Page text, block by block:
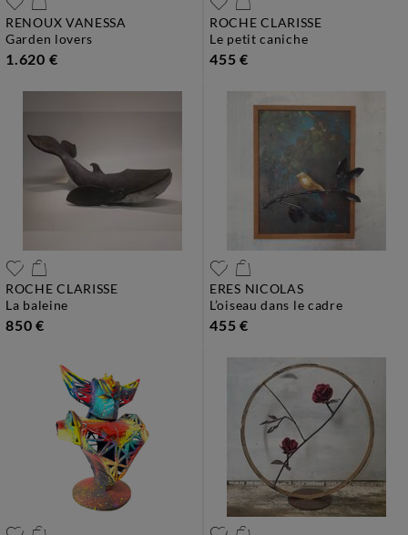
RENOUX VANESSA
garden lovers
1.620 €
ROCHE CLARISSE
le petit caniche
455 €
ROCHE CLARISSE
la baleine
850 €
ERES NICOLAS
l’oiseau dans le cadre
455 €